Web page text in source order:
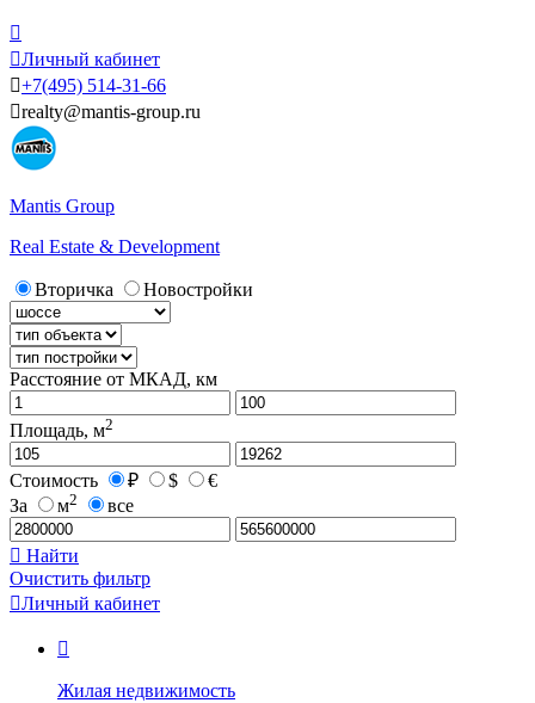

Личный кабинет
+7(495) 514-31-66
realty@mantis-group.ru
Mantis Group
Real Estate & Development
Вторичка Новостройки
Расстояние от МКАД, км
Площадь, м2
Стоимость ₽ $
€
За
м2 все
 Найти
Очистить фильтр
Личный кабинет

Жилая недвижимость